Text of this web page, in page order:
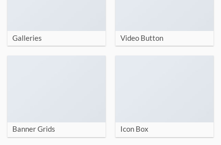
Galleries Video Button
Banner Grids Icon Box